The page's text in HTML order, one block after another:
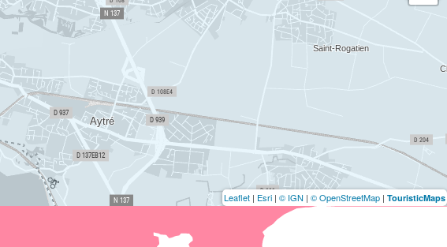
Leaflet | Esri | © IGN | © OpenStreetMap | TouristicMaps